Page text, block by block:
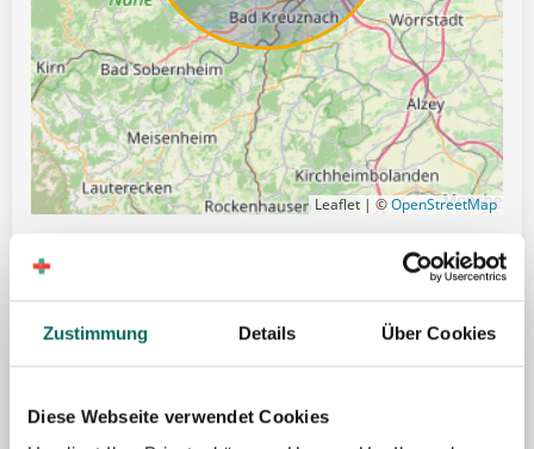
Zustimmung Details Über Cookies
Diese Webseite verwendet Cookies
Leaflet | ©OpenStreetMap
Gute Erreichbarkeit mit öffentlichen Verkehrsmitteln